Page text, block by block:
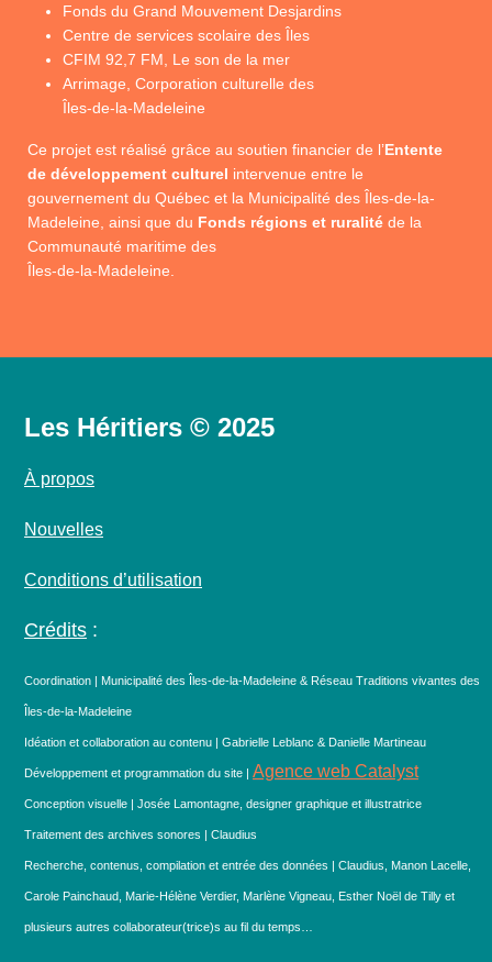
Fonds du Grand Mouvement Desjardins
Centre de services scolaire des Îles
CFIM 92,7 FM, Le son de la mer
Arrimage, Corporation culturelle des
Îles-de-la-Madeleine
Ce projet est réalisé grâce au soutien financier de l’Entente
de développement culturel intervenue entre le
gouvernement du Québec et la Municipalité des Îles-de-la-
Madeleine, ainsi que du Fonds régions et ruralité de la
Communauté maritime des
Îles-de-la-Madeleine.
Les Héritiers © 2025
À propos
Nouvelles
Conditions d’utilisation
Crédits :
Coordination | Municipalité des Îles-de-la-Madeleine & Réseau Traditions vivantes des
Îles-de-la-Madeleine
Idéation et collaboration au contenu | Gabrielle Leblanc & Danielle Martineau
Développement et programmation du site | Agence web Catalyst
Conception visuelle | Josée Lamontagne, designer graphique et illustratrice
Traitement des archives sonores | Claudius
Recherche, contenus, compilation et entrée des données | Claudius, Manon Lacelle,
Carole Painchaud, Marie-Hélène Verdier, Marlène Vigneau, Esther Noël de Tilly et
plusieurs autres collaborateur(trice)s au fil du temps…